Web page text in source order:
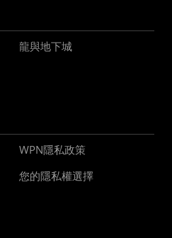
龍與地下城
WPN隱私政策
您的隱私權選擇